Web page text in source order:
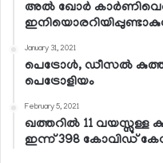
അല്‍ ഖോര്‍
January 31, 2021
പെട്രോള്‍, ഡീസല്‍
പെട്രോളിയം
February 5, 2021
ഖത്തറില്‍ 11 വയസ്സുള്ള
ഇന്ന് 398 കോവിഡ്